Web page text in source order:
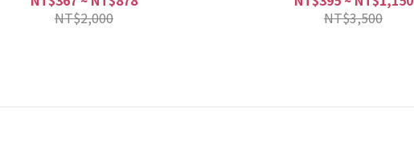
NT$2,000
NT$3,500